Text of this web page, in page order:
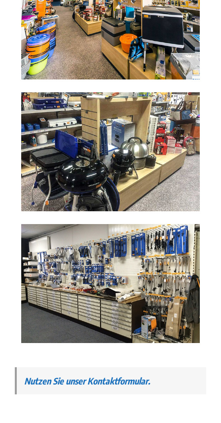
Nutzen Sie unser Kontaktformular.